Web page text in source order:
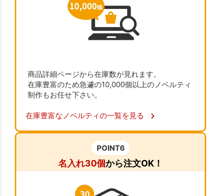
商品詳細ページから在庫数が見れます。
在庫豊富のため急遽の10,000個以上のノベルティ
制作もお任せ下さい。
在庫豊富なノベルティの一覧を見る
POINT6
名入れ30個から注文OK！